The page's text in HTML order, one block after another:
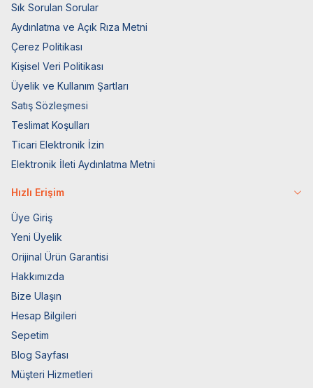
Sık Sorulan Sorular
Aydınlatma ve Açık Rıza Metni
Çerez Politikası
Kişisel Veri Politikası
Üyelik ve Kullanım Şartları
Satış Sözleşmesi
Teslimat Koşulları
Ticari Elektronik İzin
Elektronik İleti Aydınlatma Metni
Hızlı Erişim
Üye Giriş
Yeni Üyelik
Orijinal Ürün Garantisi
Hakkımızda
Bize Ulaşın
Hesap Bilgileri
Sepetim
Blog Sayfası
Müşteri Hizmetleri